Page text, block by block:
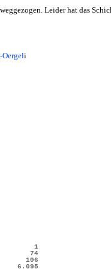
Leider hat das
i
1
74
106
6.095